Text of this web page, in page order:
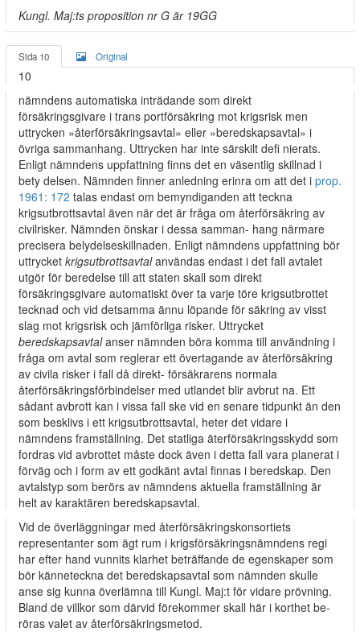
Kungl. Maj:ts proposition nr G är 19GG
Sida 10 Original
10
nämndens automatiska inträdande som direkt
försäkringsgivare i trans­ portförsäkring mot krigsrisk men
uttrycken »återförsäkringsavtal» eller »beredskapsavtal» i
övriga sammanhang. Uttrycken har inte särskilt defi­ nierats.
Enligt nämndens uppfattning finns det en väsentlig skillnad i
bety­ delsen. Nämnden finner anledning erinra om att det i prop.
1961: 172 talas endast om bemyndiganden att teckna
krigsutbrottsavtal även när det är fråga om återförsäkring av
civilrisker. Nämnden önskar i dessa samman- hang närmare
precisera belydelseskillnaden. Enligt nämndens uppfattning bör
uttrycket krigsutbrottsavtalanvändas endast i det fall avtalet
utgör för­ beredelse till att staten skall som direkt
försäkringsgivare automatiskt över­ ta varje töre krigsutbrottet
tecknad och vid detsamma ännu löpande för­ säkring av visst
slag mot krigsrisk och jämförliga risker. Uttrycket
beredskapsavtalanser nämnden böra komma till användning i
fråga om avtal som reglerar ett övertagande av återförsäkring
av civila risker i fall då direkt- försäkrarens normala
återförsäkringsförbindelser med utlandet blir avbrut­ na. Ett
sådant avbrott kan i vissa fall ske vid en senare tidpunkt än den
som besklivs i ett krigsutbrottsavtal, heter det vidare i
nämndens framställning. Det statliga äterförsäkringsskydd som
fordras vid avbrottet måste dock även i detta fall vara planerat i
förväg och i form av ett godkänt avtal finnas i beredskap. Den
avtalstyp som berörs av nämndens aktuella framställning är
helt av karaktären beredskapsavtal.
Vid de överläggningar med återförsäkringskonsortiets
representanter som ägt rum i krigsförsäkringsnämndens regi
har efter hand vunnits klarhet beträffande de egenskaper som
bör känneteckna det beredskapsavtal som nämnden skulle
anse sig kunna överlämna till Kungl. Maj:t för vidare prövning.
Bland de villkor som därvid förekommer skall här i korthet be­
röras valet av återförsäkringsmetod.